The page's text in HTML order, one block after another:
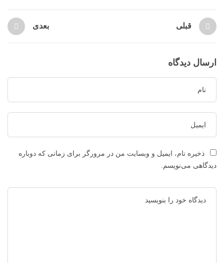
قبلی بعدی
ارسال دیدگاه
ذخیره نام، ایمیل و وبسایت من در مرورگر برای زمانی که دوباره
دیدگاهی می‌نویسم.